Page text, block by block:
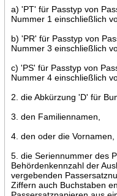
a) 'PT' für Passtyp von
Nummer 1 einschließlich
b) 'PR' für Passtyp von
Nummer 3 einschließlich
c) 'PS' für Passtyp von
Nummer 4 einschließlich
2. die Abkürzung 'D' für
3. den Familiennamen,
4. den oder die Vornamen,
5. die Seriennummer des
Behördenkennzahl der
vergebenden
Ziffern auch Buchstaben